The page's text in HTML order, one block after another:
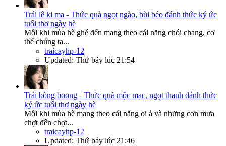
Trái lê ki ma - Thức quà ngọt ngào, bùi béo đánh thức ký ức
tuổi thơ ngày hè
Mỗi khi mùa hè ghé đến mang theo cái nắng chói chang, cơ
thể chúng ta...
traicayhp-12
Updated: Thứ bảy lúc 21:54
Trái bòng boong - Thức quà mộc mạc, ngọt thanh đánh thức
ký ức tuổi thơ ngày hè
Mỗi khi mùa hè mang theo cái nắng oi ả và những cơn mưa
chợt đến chợt...
traicayhp-12
Updated: Thứ bảy lúc 21:46